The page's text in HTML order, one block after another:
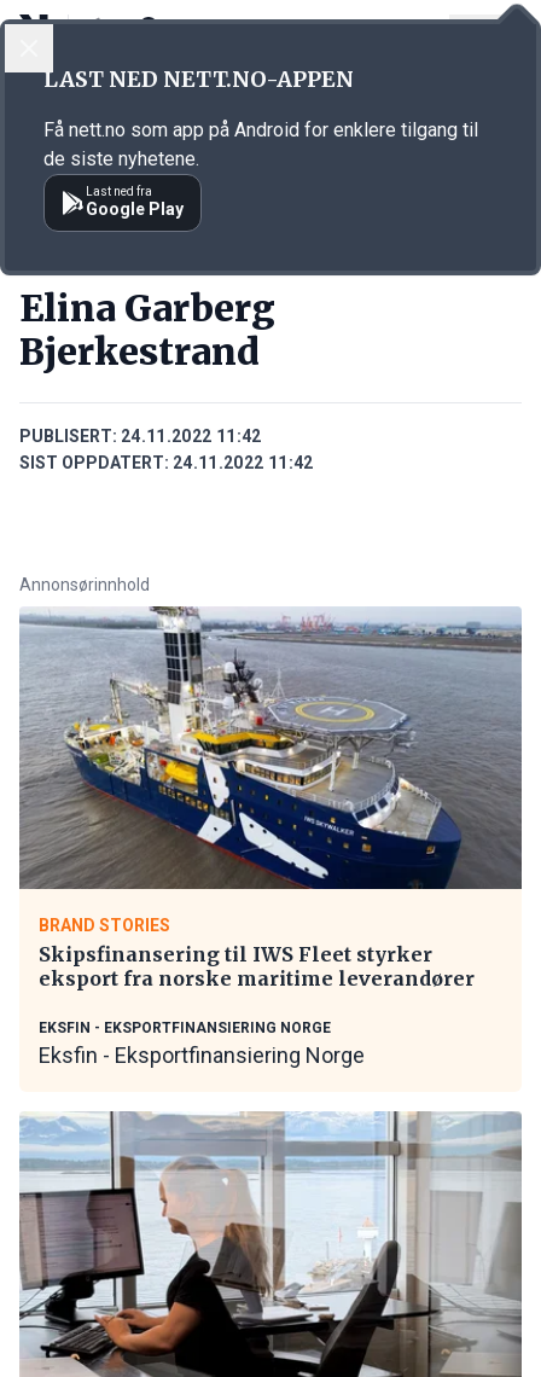
Annonsørinnhold
Elina Garberg
Bjerkestrand
PUBLISERT: 24.11.2022 11:42
SIST OPPDATERT: 24.11.2022 11:42
Annonsørinnhold
BRAND STORIES
Skipsfinansering til IWS Fleet styrker
eksport fra norske maritime leverandører
EKSFIN - EKSPORTFINANSIERING NORGE
Eksfin - Eksportfinansiering Norge
LAST NED NETT.NO-APPEN
Få nett.no som app på Android for enklere tilgang til
de siste nyhetene.
Last ned fra
Google Play